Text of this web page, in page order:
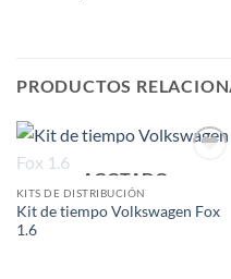
PRODUCTOS
AGOTADO
KITS DE DISTRIBUCIÓN
Kit de tiempo Volkswagen Fox
1.6